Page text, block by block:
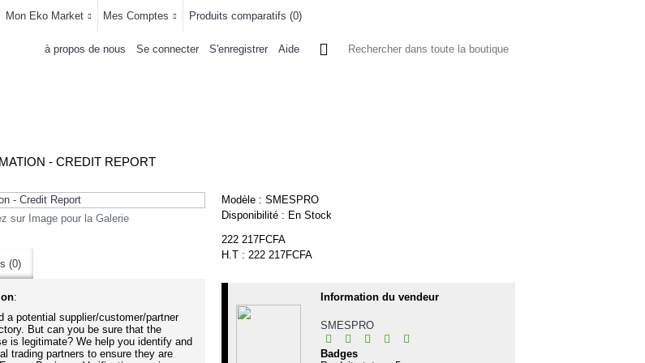
Mon Eko Market Mes Comptes Produits comparatifs (0)
à propos de nous Se connecter S'enregistrer Aide
- CREDIT REPORT
sur Image pour la Galerie
(0)
:
a potential supplier/customer/partner
But can you be sure that the
is legitimate? We help you identify and
trading partners to ensure they are
Modèle : SMESPRO
Disponibilité : En Stock
222 217FCFA
H.T : 222 217FCFA
Information du vendeur
SMESPRO
Badges